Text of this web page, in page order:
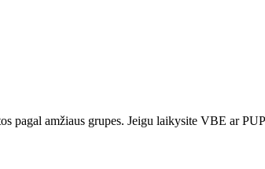
pagal amžiaus grupes. Jeigu laikysite VBE ar